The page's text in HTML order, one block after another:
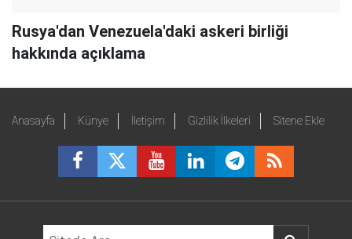
Rusya'dan Venezuela'daki askeri birliği
hakkında açıklama
Anasayfa Künye İletişim Gizlilik İlkeleri Sitene Ekle